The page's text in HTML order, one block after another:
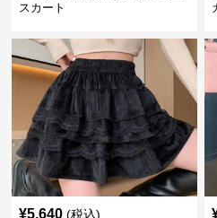
スカート
¥5,640 (税込)